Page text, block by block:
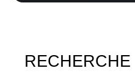
RECHERCHE